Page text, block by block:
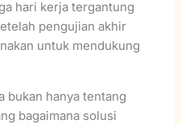
hari kerja tergantung
pengujian akhir
untuk mendukung
bukan hanya tentang
bagaimana solusi